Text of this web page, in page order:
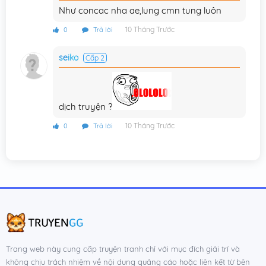
Chương 28 11/10/2025
Chương 26
Chương 21
Chương 20 04/10/2025
Như concac nha ae,lung cmn tung luôn
0 Trả lời 10 Tháng Trước
seiko Cấp 2
dịch truyện ?
0 Trả lời 10 Tháng Trước
Trang web này cung cấp truyện tranh chỉ với mục đích giải trí và
không chịu trách nhiệm về nội dung quảng cáo hoặc liên kết từ bên